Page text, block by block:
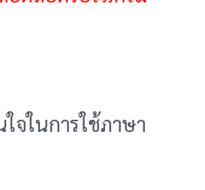
ในการใช้ภาษา